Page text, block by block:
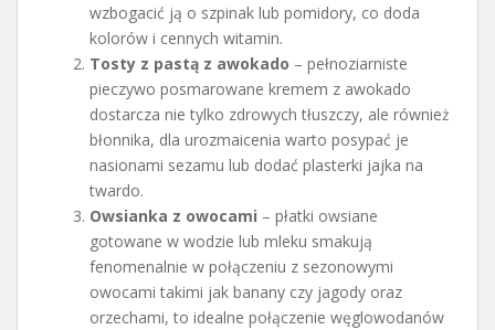
wzbogacić ją o szpinak lub pomidory, co doda
kolorów i cennych witamin.
Tosty z pastą z awokado – pełnoziarniste
pieczywo posmarowane kremem z awokado
dostarcza nie tylko zdrowych tłuszczy, ale również
błonnika, dla urozmaicenia warto posypać je
nasionami sezamu lub dodać plasterki jajka na
twardo.
Owsianka z owocami – płatki owsiane
gotowane w wodzie lub mleku smakują
fenomenalnie w połączeniu z sezonowymi
owocami takimi jak banany czy jagody oraz
orzechami, to idealne połączenie węglowodanów